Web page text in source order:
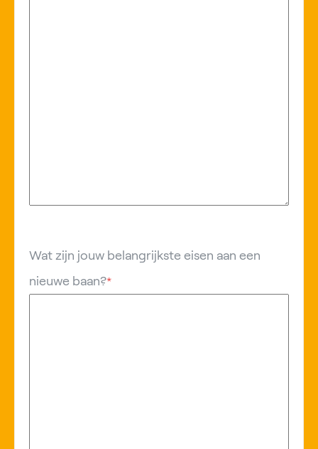
Wat zijn jouw belangrijkste eisen aan een
nieuwe baan?*